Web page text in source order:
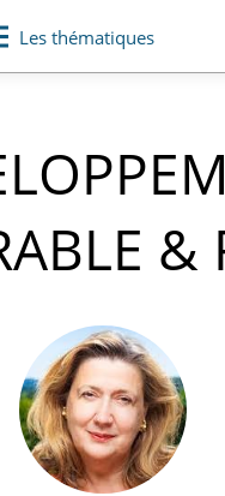
Les thématiques
&